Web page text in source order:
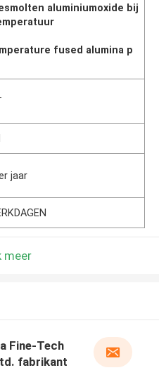
aluminiumoxide bij
fused alumina p
jaar
meer
Fine-Tech
fabrikant